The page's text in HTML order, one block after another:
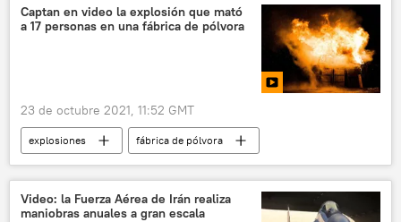
pandemia de coronavirus
Captan en video la explosión que mató
a 17 personas en una fábrica de pólvora
23 de octubre 2021, 11:52 GMT
explosiones fábrica de pólvora
Video: la Fuerza Aérea de Irán realiza
maniobras anuales a gran escala